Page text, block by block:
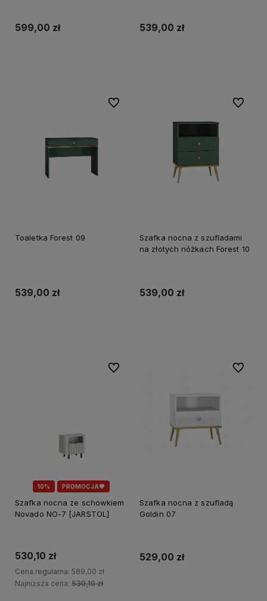
599,00 zł 539,00 zł
Toaletka Forest 09
539,00 zł
Do ulubionych
Szafka nocna z szufladami
na złotych nóżkach Forest 10
539,00 zł
Do
10% PROMOCJA🖤
Szafka nocna ze schowkiem
Novado NO-7 [JARSTOL]
530,10 zł
Cena regularna: 589,00 zł
Najniższa cena: 530,10 zł
Do ulubionych
Szafka nocna z szufladą
Goldin 07
529,00 zł
Do